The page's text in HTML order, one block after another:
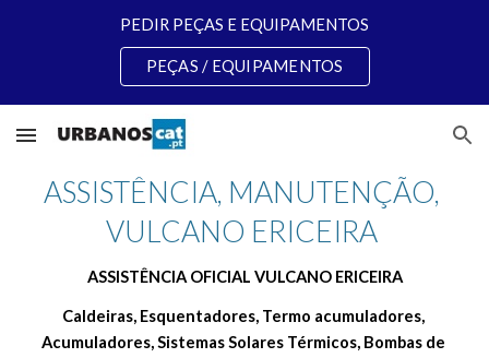
PEDIR PEÇAS E EQUIPAMENTOS
PEÇAS / EQUIPAMENTOS
ASSISTÊNCIA, MANUTENÇÃO,
VULCANO ERICEIRA
ASSISTÊNCIA OFICIAL VULCANO ERICEIRA
Caldeiras, Esquentadores, Termo acumuladores,
Acumuladores, Sistemas Solares Térmicos, Bombas de